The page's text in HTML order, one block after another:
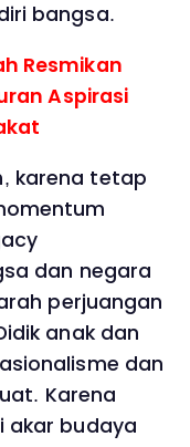
bangsa.
Resmikan
Aspirasi
karena tetap
dan negara
perjuangan
anak dan
dan
Karena
akar budaya